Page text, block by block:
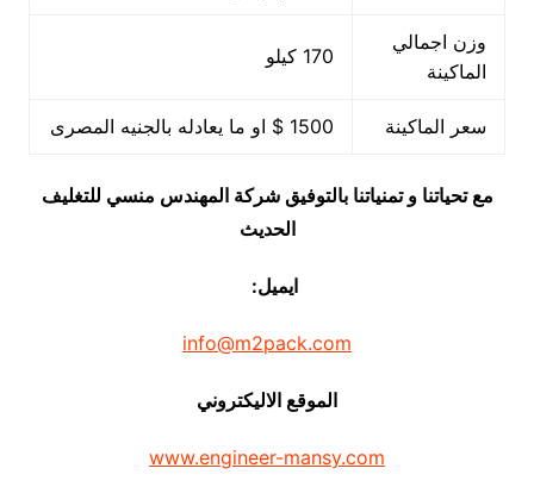
وزن اجمالي
الماكينة
170 كيلو
سعر الماكينة 1500 $ او ما يعادله بالجنيه المصرى
مع تحياتنا و تمنياتنا بالتوفيق شركة المهندس منسي للتغليف
الحديث
ايميل:
info@m2pack.com
الموقع الاليكتروني
www.engineer-mansy.com